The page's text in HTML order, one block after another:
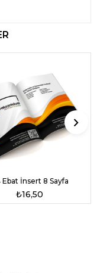
Ebat İnsert 8 Sayfa
₺16,50